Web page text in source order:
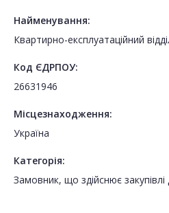
Найменування:
Квартирно-експлуатаційний
Код ЄДРПОУ:
26631946
Місцезнаходження:
Україна
Категорія:
Замовник, що здійснює